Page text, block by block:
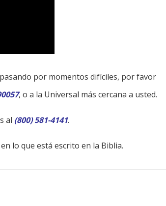
por momentos difíciles, por favor
, o a la Universal más cercana a usted.
al (800) 581-4141.
lo que está escrito en la Biblia.